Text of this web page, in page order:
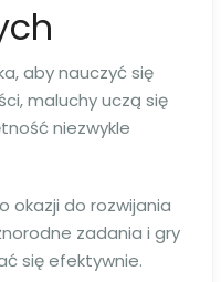
aby nauczyć się
maluchy uczą się
niezwykle
okazji do rozwijania
zadania i gry
się efektywnie.